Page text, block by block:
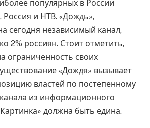
популярных в России
Россия и НТВ. «Дождь»,
сегодня независимый канал,
2% россиян. Стоит отметить,
ограниченность своих
«Дождя» вызывает
властей по постепенному
из информационного
должна быть едина.